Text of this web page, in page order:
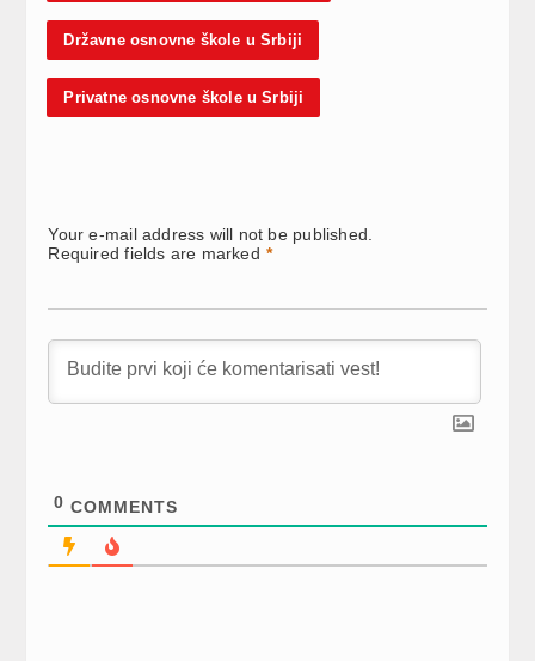
Državne osnovne škole u Srbiji
Privatne osnovne škole u Srbiji
Your e-mail address will not be published.
Required fields are marked *
0 COMMENTS